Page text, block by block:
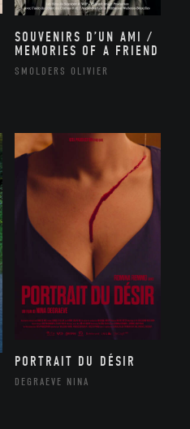
SOUVENIRS D’UN AMI /
MEMORIES OF A FRIEND
SMOLDERS OLIVIER
PORTRAIT DU DÉSIR
DEGRAEVE NINA